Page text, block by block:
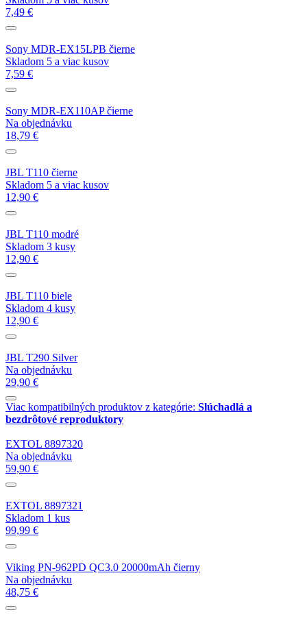
7,49 €
Sony MDR-EX15LPB čierne
Skladom 5 a viac kusov
7,59 €
Sony MDR-EX110AP čierne
Na objednávku
18,79 €
JBL T110 čierne
Skladom 5 a viac kusov
12,90 €
JBL T110 modré
Skladom 3 kusy
12,90 €
JBL T110 biele
Skladom 4 kusy
12,90 €
JBL T290 Silver
Na objednávku
29,90 €
Viac kompatibilných produktov z kategórie: Slúchadlá a
bezdrôtové reproduktory
EXTOL 8897320
Na objednávku
59,90 €
EXTOL 8897321
Skladom 1 kus
99,99 €
Viking PN-962PD QC3.0 20000mAh čierny
Na objednávku
48,75 €